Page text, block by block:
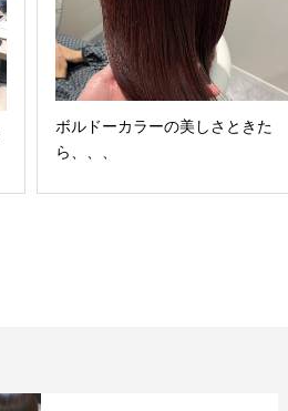
ボルドーカラーの美しさときた
ら、、、